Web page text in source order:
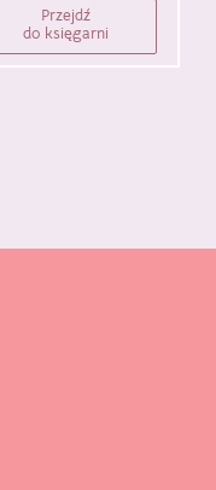
Przejdź
do księgarni